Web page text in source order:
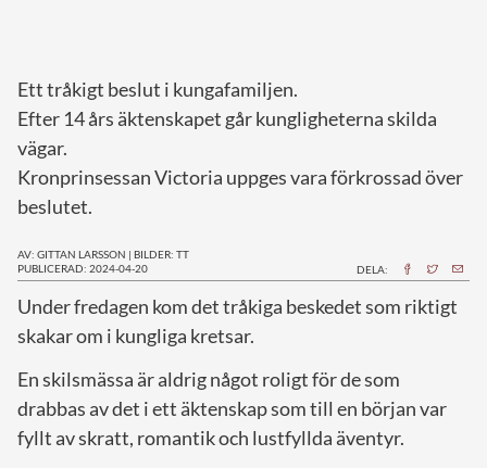
Ett tråkigt beslut i kungafamiljen.
Efter 14 års äktenskapet går kungligheterna skilda
vägar.
Kronprinsessan Victoria uppges vara förkrossad över
beslutet.
AV: GITTAN LARSSON | BILDER: TT
PUBLICERAD: 2024-04-20
DELA:
Under fredagen kom det tråkiga beskedet som riktigt
skakar om i kungliga kretsar.
En skilsmässa är aldrig något roligt för de som
drabbas av det i ett äktenskap som till en början var
fyllt av skratt, romantik och lustfyllda äventyr.